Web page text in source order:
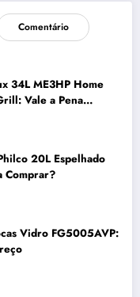
Comentário
34L ME3HP Home
Vale a Pena
20L Espelhado
Comprar?
Vidro FG5005AVP: